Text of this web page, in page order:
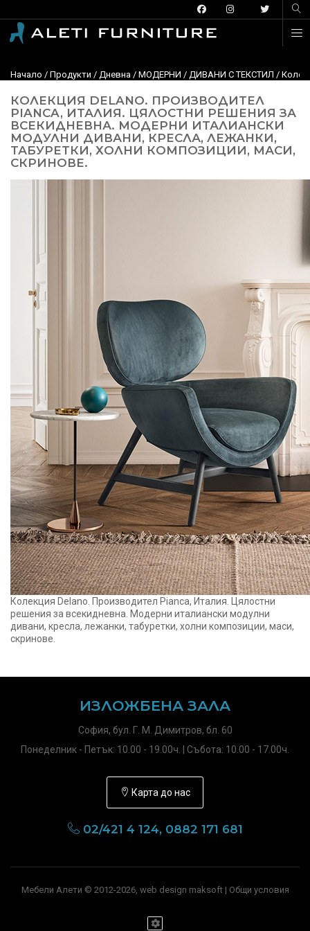
Начало / Продукти / Дневна / МОДЕРНИ / ДИВАНИ С ТЕКСТИЛ /
КОЛЕКЦИЯ DELANO. ПРОИЗВОДИТЕЛ
PIANCA, ИТАЛИЯ. ЦЯЛОСТНИ РЕШЕНИЯ ЗА
ВСЕКИДНЕВНА. МОДЕРНИ ИТАЛИАНСКИ
МОДУЛНИ ДИВАНИ, КРЕСЛА, ЛЕЖАНКИ,
ТАБУРЕТКИ, ХОЛНИ КОМПОЗИЦИИ, МАСИ,
СКРИНОВЕ.
Колекция Delano. Производител Pianca, Италия. Цялостни
решения за всекидневна. Модерни италиански модулни
дивани, кресла, лежанки, табуретки, холни композиции, маси,
скринове.
ИЗЛОЖБЕНА ЗАЛА
София, бул. Г. М. Димитров, бл. 60
Понеделник - Петък: 10.00 - 19.00ч. | Събота: 10.00 - 17.00ч.
Карта до нас
02/421 4 124, 0882 171 681
Мебели Алети © 2012-2026, web design maksoft | Общи условия